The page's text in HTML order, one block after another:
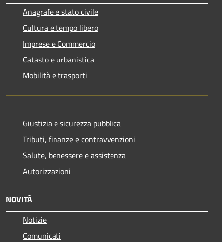
Anagrafe e stato civile
Cultura e tempo libero
Imprese e Commercio
Catasto e urbanistica
Mobilità e trasporti
Giustizia e sicurezza pubblica
Tributi, finanze e contravvenzioni
Salute, benessere e assistenza
Autorizzazioni
NOVITÀ
Notizie
Comunicati